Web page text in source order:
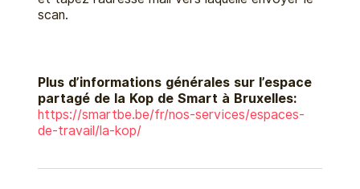
scan.
Plus d’informations générales sur l’espace
partagé de la Kop de Smart à Bruxelles:
https://smartbe.be/fr/nos-services/espaces-
de-travail/la-kop/